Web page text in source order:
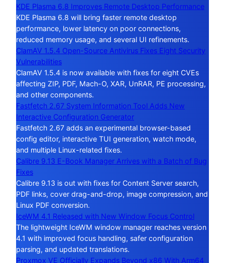
KDE Plasma 6.8 Improves Remote Desktop Performance
KDE Plasma 6.8 will bring faster remote desktop
performance, lower latency on poor connections,
reduced memory usage, and several UI refinements.
ClamAV 1.5.4 Open-Source Antivirus Fixes Eight Security
Vulnerabilities
ClamAV 1.5.4 is now available with fixes for eight CVEs
affecting ZIP, PDF, Mach-O, XAR, UnRAR, PE processing,
and other components.
Fastfetch 2.67 System Information Tool Adds New
Interactive Configuration Generator
Fastfetch 2.67 adds an experimental browser-based
config editor, interactive TUI generation, watch mode,
and multiple Linux-related fixes.
Calibre 9.13 E-Book Manager Arrives with a Batch of Bug
Fixes
Calibre 9.13 is out with fixes for Content Server search,
PDF links, cover drag-and-drop, image compression, and
Linux PDF conversion.
IceWM 4.1 Released with New Window Focus Control
The lightweight IceWM window manager reaches version
4.1 with improved focus handling, safer configuration
parsing, and updated translations.
Proxmox VE Officially Expands Beyond x86 With Arm64